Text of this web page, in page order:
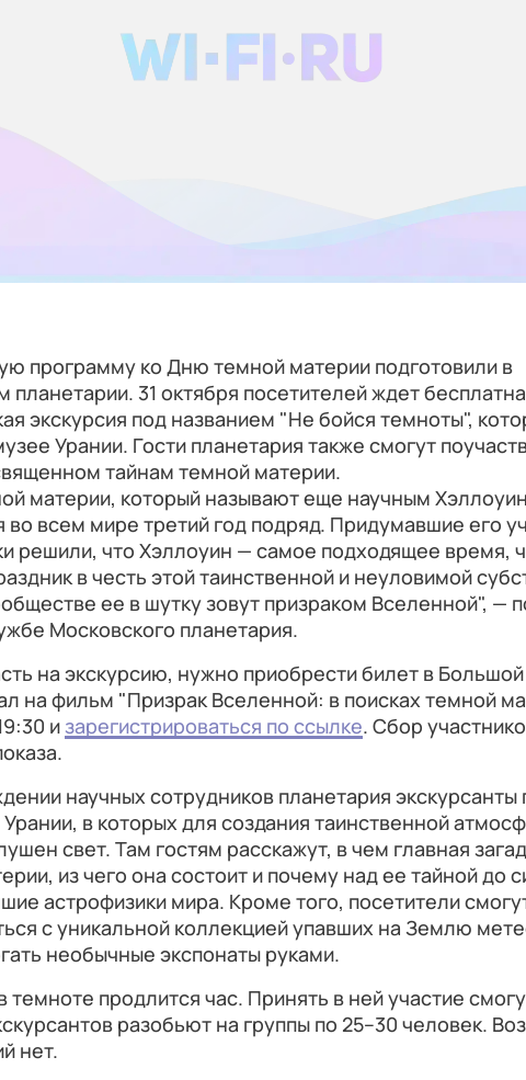
программу ко Дню темной материи подготовили в
планетарии. 31 октября посетителей ждет
экскурсия под названием "Не бойся темноты",
Урании. Гости планетария также смогут
тайнам темной материи.
материи, который называют еще научным
во всем мире третий год подряд. Придумавшие его
решили, что Хэллоуин — самое подходящее время,
в честь этой таинственной и неуловимой
ее в шутку зовут призраком Вселенной", —
Московского планетария.
на экскурсию, нужно приобрести билет в Большой
на фильм "Призрак Вселенной: в поисках темной
и зарегистрироваться по ссылке. Сбор
научных сотрудников планетария экскурсанты
в которых для создания таинственной
свет. Там гостям расскажут, в чем главная
из чего она состоит и почему над ее тайной до
астрофизики мира. Кроме того, посетители
с уникальной коллекцией упавших на Землю
необычные экспонаты руками.
темноте продлится час. Принять в ней участие
разобьют на группы по 25–30 человек.
нет.